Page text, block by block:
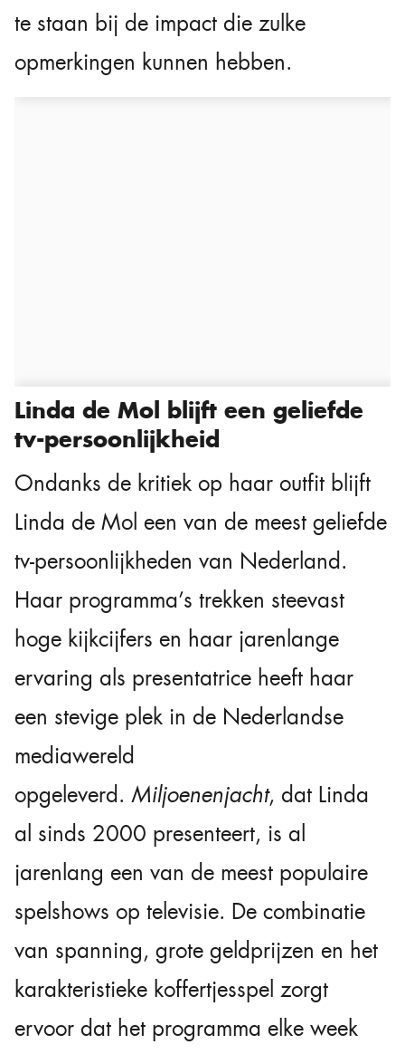
te staan bij de impact die zulke
opmerkingen kunnen hebben.
Linda de Mol blijft een geliefde
tv-persoonlijkheid
Ondanks de kritiek op haar outfit blijft
Linda de Mol een van de meest geliefde
tv-persoonlijkheden van Nederland.
Haar programma’s trekken steevast
hoge kijkcijfers en haar jarenlange
ervaring als presentatrice heeft haar
een stevige plek in de Nederlandse
mediawereld
opgeleverd. Miljoenenjacht, dat Linda
al sinds 2000 presenteert, is al
jarenlang een van de meest populaire
spelshows op televisie. De combinatie
van spanning, grote geldprijzen en het
karakteristieke koffertjesspel zorgt
ervoor dat het programma elke week